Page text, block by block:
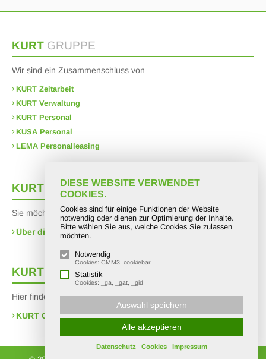
KURT GRUPPE
Wir sind ein Zusammenschluss von
KURT Zeitarbeit
KURT Verwaltung
KURT Personal
KUSA Personal
LEMA Personalleasing
KURT Intern
Sie möchten mehr über uns erfahren?
Über die KURT Gruppe
KURT Social Media
Hier finden Sie uns auf facebook:
KURT Gruppe
DIESE WEBSITE VERWENDET
COOKIES.
Cookies sind für einige Funktionen der Website
notwendig oder dienen zur Optimierung der Inhalte.
Bitte wählen Sie aus, welche Cookies Sie zulassen
möchten.
Notwendig
Cookies: CMM3, cookiebar
Statistik
Cookies: _ga, _gat, _gid
Auswahl speichern
Alle akzeptieren
Datenschutz Cookies Impressum